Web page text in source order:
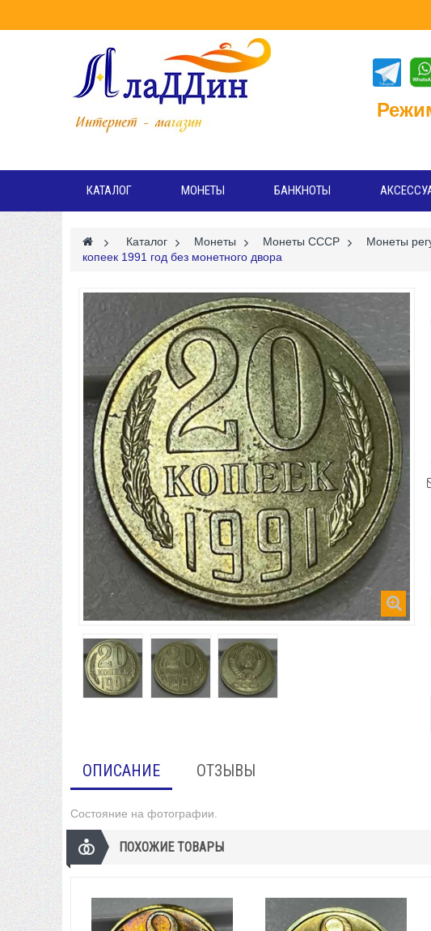
Режим
Вт-
КАТАЛОГ МОНЕТЫ БАНКНОТЫ
> Каталог > Монеты > Монеты СССР > Монеты
копеек 1991 год без монетного двора
ОПИСАНИЕ ОТЗЫВЫ
Состояние на фотографии.
ПОХОЖИЕ ТОВАРЫ